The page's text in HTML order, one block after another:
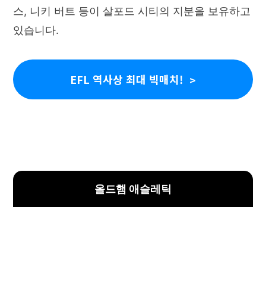
스, 니키 버트 등이 살포드 시티의 지분을 보유하고
있습니다.
EFL 역사상 최대 빅매치!
올드햄 애슬레틱